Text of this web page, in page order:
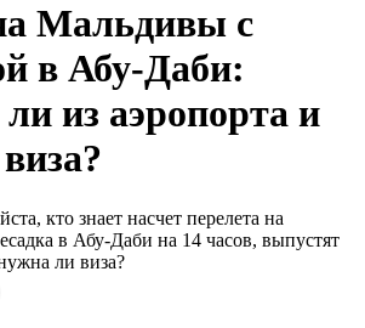
Мальдивы с
в Абу-Даби:
из аэропорта и
кто знает насчет перелета на
в Абу-Даби на 14 часов, выпустят
ли виза?